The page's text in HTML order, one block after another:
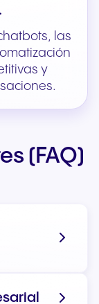
las
y
(FAQ)